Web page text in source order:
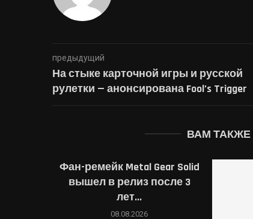
предыдущий
На стыке карточной игры и русской
рулетки — анонсирована Fool’s Trigger
ВАМ
Фан-ремейк Metal Gear Solid
вышел в релиз после 3
лет...
08.08.2026